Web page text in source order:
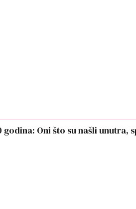
Oni što su našli unutra,